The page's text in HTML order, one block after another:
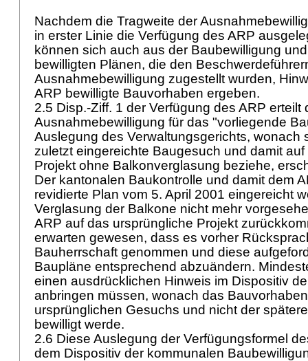
Nachdem die Tragweite der
in erster Linie die Verfügung des ARP
können sich auch aus der Baubewilligung
bewilligten Plänen, die den
Ausnahmebewilligung zugestellt wurden,
ARP bewilligte Bauvorhaben ergeben.
2.5 Disp.-Ziff. 1 der Verfügung des ARP erteilt
Ausnahmebewilligung für das "vorliegende
Auslegung des Verwaltungsgerichts, wonach
zuletzt eingereichte Baugesuch und damit
Projekt ohne Balkonverglasung beziehe,
Der kantonalen Baukontrolle und damit dem
revidierte Plan vom 5. April 2001 eingereicht
Verglasung der Balkone nicht mehr
ARP auf das ursprüngliche Projekt
erwarten gewesen, dass es vorher
Bauherrschaft genommen und diese
Baupläne entsprechend abzuändern.
einen ausdrücklichen Hinweis im Dispositiv
anbringen müssen, wonach das
ursprünglichen Gesuchs und nicht der
bewilligt werde.
2.6 Diese Auslegung der Verfügungsformel
dem Dispositiv der kommunalen